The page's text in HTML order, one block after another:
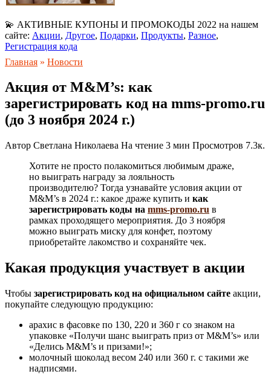
💫 АКТИВНЫЕ КУПОНЫ И ПРОМОКОДЫ 2022 на нашем
сайте: Акции, Другое, Подарки, Продукты, Разное,
Регистрация кода
Главная » Новости
Акция от M&M’s: как
зарегистрировать код на mms-promo.ru
(до 3 ноября 2024 г.)
Автор Светлана Николаева На чтение 3 мин Просмотров 7.3к.
Хотите не просто полакомиться любимым драже,
но выиграть награду за лояльность
производителю? Тогда узнавайте условия акции от
M&M’s в 2024 г.: какое драже купить и как
зарегистрировать коды на mms-promo.ru в
рамках проходящего мероприятия. До 3 ноября
можно выиграть миску для конфет, поэтому
приобретайте лакомство и сохраняйте чек.
Какая продукция участвует в акции
Чтобы зарегистрировать код на официальном сайте акции,
покупайте следующую продукцию:
арахис в фасовке по 130, 220 и 360 г со знаком на
упаковке «Получи шанс выиграть приз от M&M’s» или
«Делись M&M’s и призами!»;
молочный шоколад весом 240 или 360 г. с такими же
надписями.